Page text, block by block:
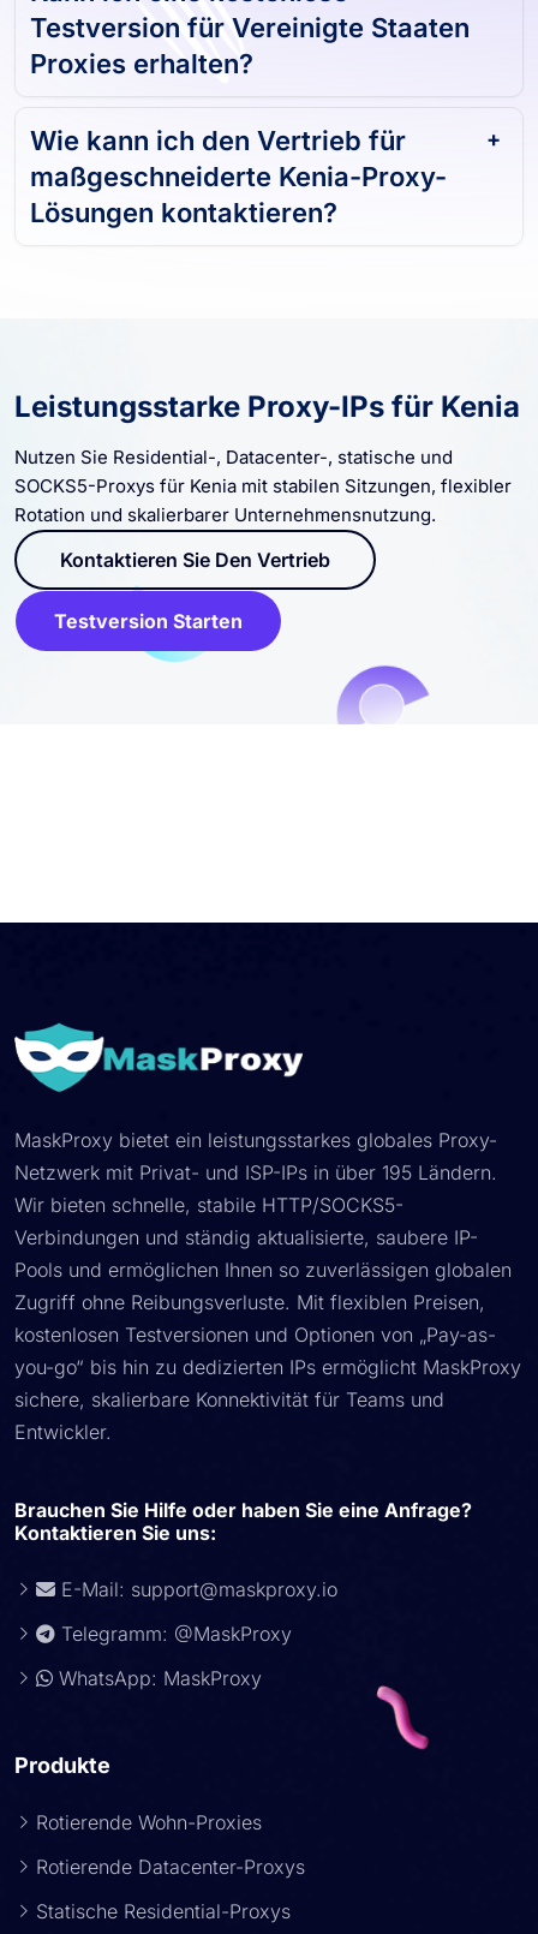
Kann ich eine kostenlose
Testversion für Vereinigte Staaten
Wie kann ich den Vertrieb für
maßgeschneiderte Kenia-Proxy-
Leistungsstarke Proxy-IPs für Kenia
Nutzen Sie Residential-, Datacenter-, statische und
SOCKS5-Proxys für Kenia mit stabilen Sitzungen, flexibler
Rotation und skalierbarer Unternehmensnutzung.
Kontaktieren Sie Den Vertrieb
Testversion Starten
MaskProxy bietet ein leistungsstarkes globales Proxy-
Netzwerk mit Privat- und ISP-IPs in über 195 Ländern.
Wir bieten schnelle, stabile HTTP/SOCKS5-
Verbindungen und ständig aktualisierte, saubere IP-
Pools und ermöglichen Ihnen so zuverlässigen globalen
Zugriff ohne Reibungsverluste. Mit flexiblen Preisen,
kostenlosen Testversionen und Optionen von „Pay-as-
you-go“ bis hin zu dedizierten IPs ermöglicht MaskProxy
sichere, skalierbare Konnektivität für Teams und
Entwickler.
Brauchen Sie Hilfe oder haben Sie eine Anfrage?
Kontaktieren Sie uns:
E-Mail: support@maskproxy.io
Telegramm: @MaskProxy
WhatsApp: MaskProxy
Produkte
Rotierende Wohn-Proxies
Rotierende Datacenter-Proxys
Statische Residential-Proxys